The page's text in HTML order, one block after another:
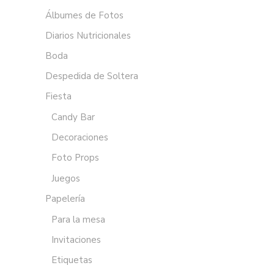
Álbumes de Fotos
Diarios Nutricionales
Boda
Despedida de Soltera
Fiesta
Candy Bar
Decoraciones
Foto Props
Juegos
Papelería
Para la mesa
Invitaciones
Etiquetas